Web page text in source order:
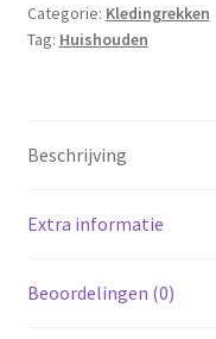
Categorie: Kledingrekken
Tag: Huishouden
Beschrijving
Extra informatie
Beoordelingen (0)